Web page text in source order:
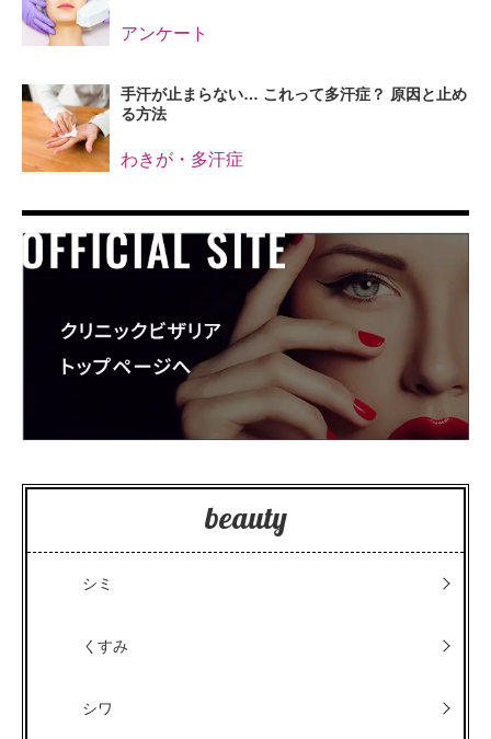
アンケート
手汗が止まらない… これって多汗症？ 原因と止め
る方法
わきが・多汗症
beauty
シミ
くすみ
シワ